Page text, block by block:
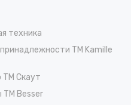
техника
TM Kamille
Скаут
Besser